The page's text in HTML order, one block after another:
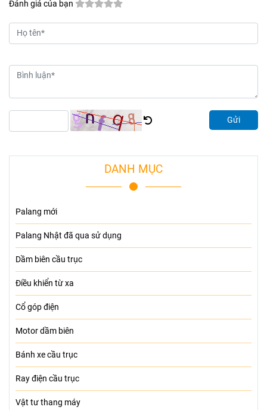
Đánh giá của bạn
Gửi
DANH MỤC
Palang mới
Palang Nhật đã qua sử dụng
Dầm biên cầu trục
Điều khiển từ xa
Cổ góp điện
Motor dầm biên
Bánh xe cầu trục
Ray điện cầu trục
Vật tư thang máy